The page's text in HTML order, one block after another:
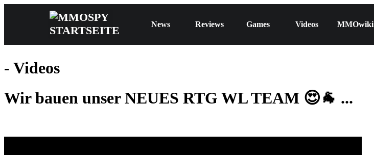
News Reviews Games Videos MMOwiki
- Videos
Wir bauen unser NEUES RTG WL TEAM 😍🐐 ...